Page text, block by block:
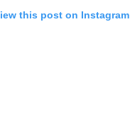
this post on Instagram